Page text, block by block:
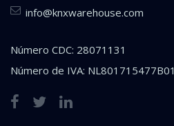
info@knxwarehouse.com
Número CDC: 28071131
Número de IVA: NL801715477B01